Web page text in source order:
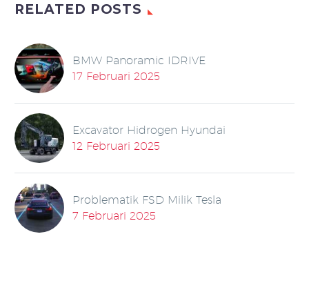
RELATED POSTS
BMW Panoramic IDRIVE
17 Februari 2025
Excavator Hidrogen Hyundai
12 Februari 2025
Problematik FSD Milik Tesla
7 Februari 2025